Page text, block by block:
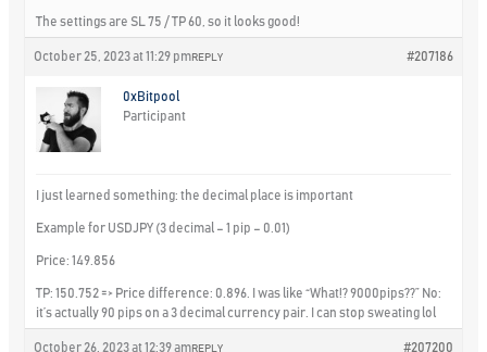
The settings are SL 75 / TP 60, so it looks good!
October 25, 2023 at 11:29 pm #207186
REPLY
0xBitpool
Participant
I just learned something: the decimal place is important
Example for USDJPY (3 decimal – 1 pip – 0.01)
Price: 149.856
TP: 150.752 => Price difference: 0.896. I was like “What!? 9000pips??” No:
it’s actually 90 pips on a 3 decimal currency pair. I can stop sweating lol
October 26, 2023 at 12:39 am #207200
REPLY